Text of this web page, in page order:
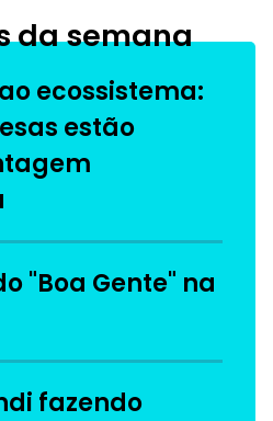
da semana
ecossistema:
estão
"Boa Gente" na
fazendo